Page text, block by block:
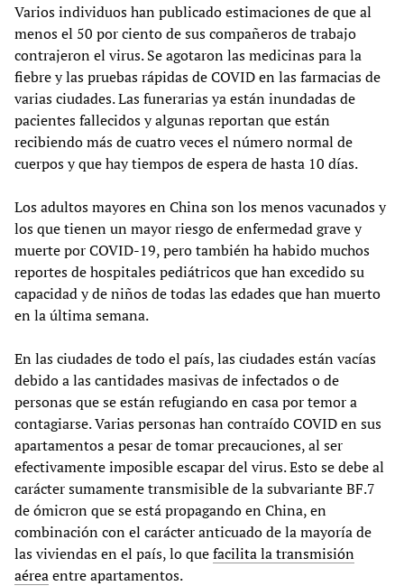
Varios individuos han publicado estimaciones de que al
menos el 50 por ciento de sus compañeros de trabajo
contrajeron el virus. Se agotaron las medicinas para la
fiebre y las pruebas rápidas de COVID en las farmacias de
varias ciudades. Las funerarias ya están inundadas de
pacientes fallecidos y algunas reportan que están
recibiendo más de cuatro veces el número normal de
cuerpos y que hay tiempos de espera de hasta 10 días.
Los adultos mayores en China son los menos vacunados y
los que tienen un mayor riesgo de enfermedad grave y
muerte por COVID-19, pero también ha habido muchos
reportes de hospitales pediátricos que han excedido su
capacidad y de niños de todas las edades que han muerto
en la última semana.
En las ciudades de todo el país, las ciudades están vacías
debido a las cantidades masivas de infectados o de
personas que se están refugiando en casa por temor a
contagiarse. Varias personas han contraído COVID en sus
apartamentos a pesar de tomar precauciones, al ser
efectivamente imposible escapar del virus. Esto se debe al
carácter sumamente transmisible de la subvariante BF.7
de ómicron que se está propagando en China, en
combinación con el carácter anticuado de la mayoría de
las viviendas en el país, lo quefacilita la transmisión
aéreaentre apartamentos.